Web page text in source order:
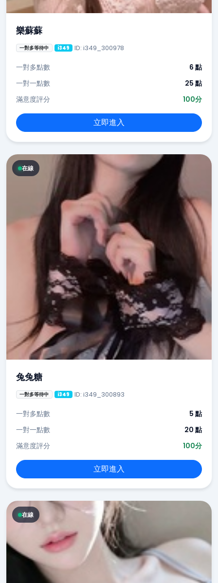
樂蘇蘇
一對多等待中 i349 ID: i349_300978
一對多點數
6 點
一對一點數
25 點
滿意度評分
100分
立即進入
在線
兔兔糖
一對多等待中 i349 ID: i349_300893
一對多點數
5 點
一對一點數
20 點
滿意度評分
100分
立即進入
在線